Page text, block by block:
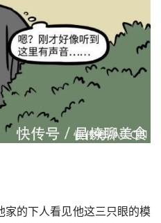
家的下人看见他这三只眼的模